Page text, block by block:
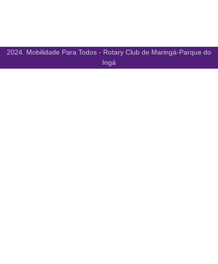
2024. Mobilidade Para Todos - Rotary Club de Maringá-Parque do
Ingá